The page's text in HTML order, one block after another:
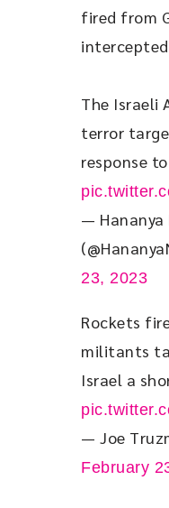
fired from
intercepted
The Israeli
terror
response
—
23, 2023
Rockets
militants
Israel a
— Joe
February